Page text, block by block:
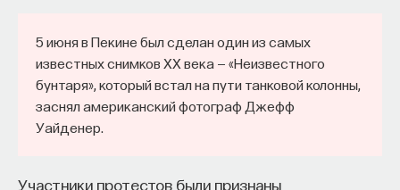
5 июня в Пекине был сделан один из самых
известных снимков ХХ века — «Неизвестного
бунтаря», который встал на пути танковой колонны,
заснял американский фотограф Джефф
Уайденер.
Участники протестов были признаны